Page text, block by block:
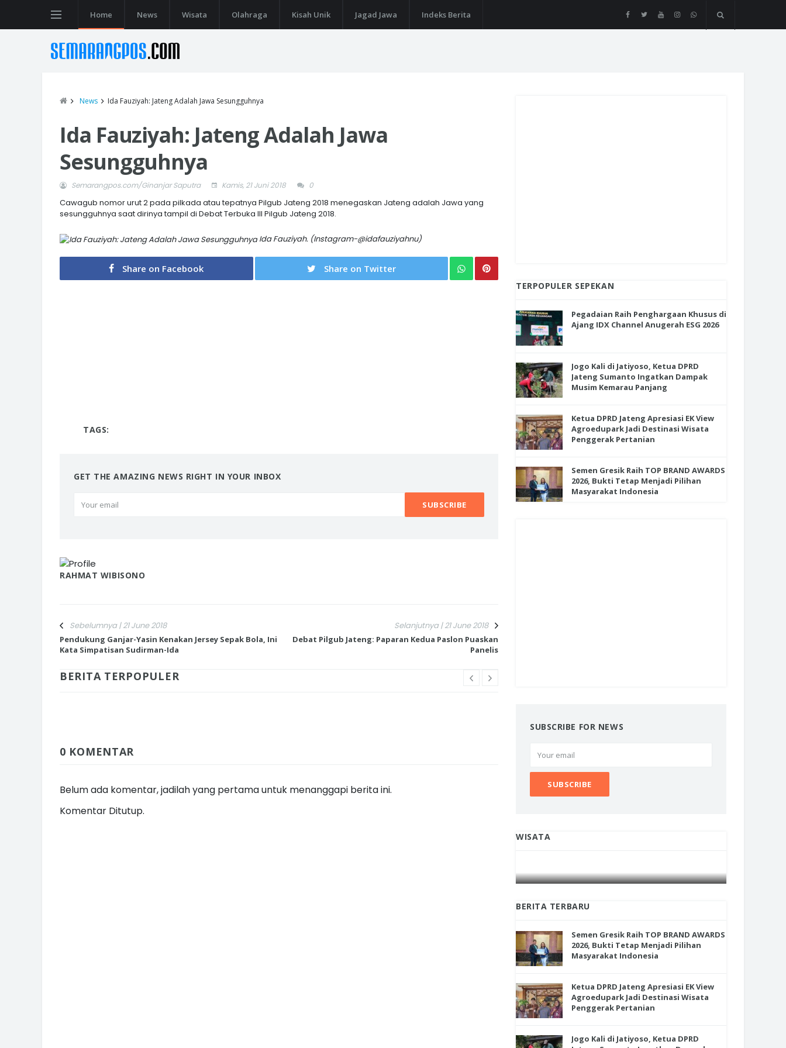
Home News Wisata Olahraga Kisah Unik Jagad Jawa Indeks Berita
News Ida Fauziyah: Jateng Adalah Jawa Sesungguhnya
Ida Fauziyah: Jateng Adalah Jawa
Sesungguhnya
Semarangpos.com/Ginanjar Saputra Kamis, 21 Juni 2018 0
Cawagub nomor urut 2 pada pilkada atau tepatnya Pilgub Jateng 2018 menegaskan Jateng adalah Jawa yang
sesungguhnya saat dirinya tampil di Debat Terbuka III Pilgub Jateng 2018.
Ida Fauziyah. (Instagram-@idafauziyahnu)
Share on Facebook Share on Twitter
TAGS:
GET THE AMAZING NEWS RIGHT IN YOUR INBOX
RAHMAT WIBISONO
Sebelumnya | 21 June 2018
Pendukung Ganjar-Yasin Kenakan Jersey Sepak Bola, Ini
Kata Simpatisan Sudirman-Ida
Selanjutnya | 21 June 2018
Debat Pilgub Jateng: Paparan Kedua Paslon Puaskan
Panelis
BERITA TERPOPULER
0 KOMENTAR
Belum ada komentar, jadilah yang pertama untuk menanggapi berita ini.
Komentar Ditutup.
TERPOPULER SEPEKAN
Pegadaian Raih Penghargaan Khusus di
Ajang IDX Channel Anugerah ESG 2026
Jogo Kali di Jatiyoso, Ketua DPRD
Jateng Sumanto Ingatkan Dampak
Musim Kemarau Panjang
Ketua DPRD Jateng Apresiasi EK View
Agroedupark Jadi Destinasi Wisata
Penggerak Pertanian
Semen Gresik Raih TOP BRAND AWARDS
2026, Bukti Tetap Menjadi Pilihan
Masyarakat Indonesia
SUBSCRIBE FOR NEWS
WISATA
BERITA TERBARU
Semen Gresik Raih TOP BRAND AWARDS
2026, Bukti Tetap Menjadi Pilihan
Masyarakat Indonesia
Ketua DPRD Jateng Apresiasi EK View
Agroedupark Jadi Destinasi Wisata
Penggerak Pertanian
Jogo Kali di Jatiyoso, Ketua DPRD